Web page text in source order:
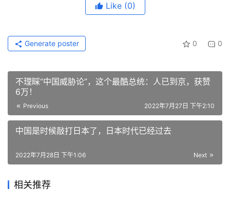
Like (0)
0 0
Generate poster
不理睬“中国威胁论”，这个最酷总统：人已到京，获赞
6万！
Previous 2022年7月27日 下午2:10
中国是时候敲打日本了，日本时代已经过去
Next
2022年7月28日 下午1:06
相关推荐